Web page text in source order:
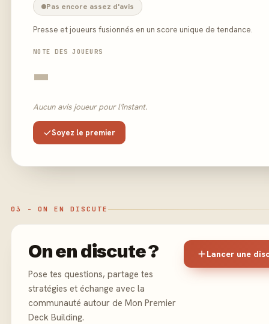
Pas encore assez d'avis
Presse et joueurs fusionnés en un score unique de tendance.
NOTE DES JOUEURS
-
Aucun avis joueur pour l'instant.
Soyez le premier
03 - ON EN DISCUTE
On en discute ?
Pose tes questions, partage tes
stratégies et échange avec la
communauté autour de Mon Premier
Deck Building.
Lancer une